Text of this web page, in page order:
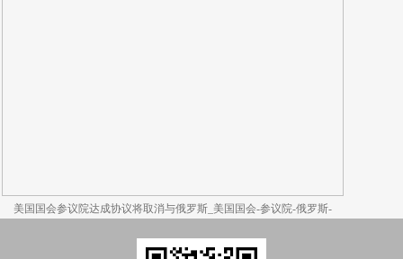
美国国会参议院达成协议将取消与俄罗斯_美国国会-参议院-俄罗斯-